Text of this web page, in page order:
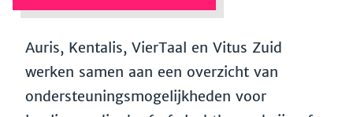
Auris, Kentalis, VierTaal en Vitus Zuid
werken samen aan een overzicht van
ondersteuningsmogelijkheden voor